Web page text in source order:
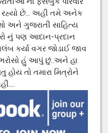
છે... અહી તમે અનેક
અને ગુજરાતી સાહિત્ય
નું પણ આદાન-પ્રદાન
કર્યા વગર જોડાઈ જાવ
હું આપું છું..અને હા
તો તમારા મિત્રોને